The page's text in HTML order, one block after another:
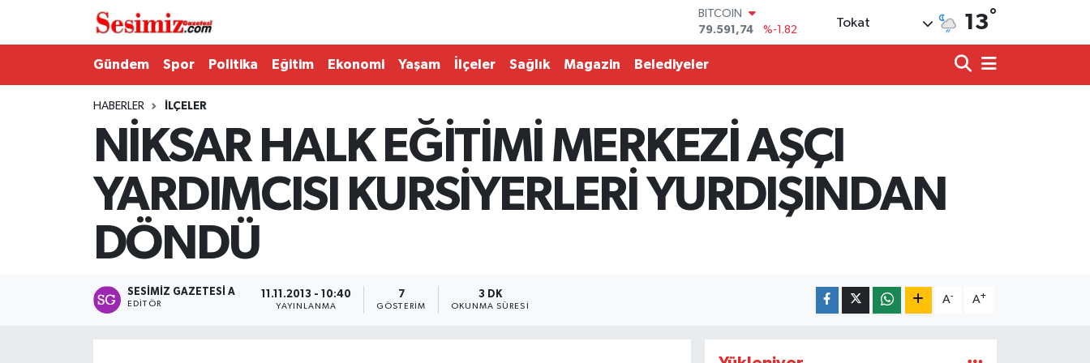
BITCOIN
79.591,74
%-1.82
EURO
53,38690
%0.19
61,60380
G.ALTIN
6862,09000
%0.19
14.598,00
%0
Tokat 13°
Gündem Spor Politika Eğitim Ekonomi Yaşam İlçeler Sağlık Magazin Belediyeler
HABERLER İLÇELER
NİKSAR HALK EĞİTİMİ MERKEZİ AŞÇI
YARDIMCISI KURSİYERLERİ YURDIŞINDAN
DÖNDÜ
SESIMIZ GAZETESI A
EDITÖR
11.11.2013 - 10:40
YAYINLANMA
7
GÖSTERIM
3 DK
OKUNMA SÜRESI
A- A+
Gündem
Politika
Nöbetçi Eczaneler
Hava Durumu
Namaz Vakitleri
Trafik Durumu
Süper Lig Puan Durumu ve Fikstür
Son Dakika Haberleri